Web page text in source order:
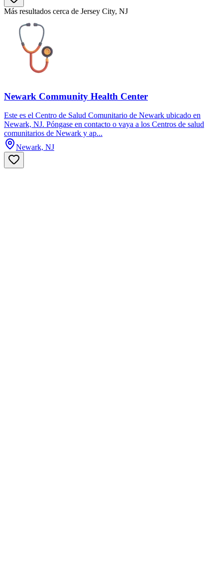
Más resultados cerca de Jersey City, NJ
Newark Community Health Center
Este es el Centro de Salud Comunitario de Newark ubicado en
Newark, NJ. Póngase en contacto o vaya a los Centros de salud
comunitarios de Newark y ap...
Newark, NJ